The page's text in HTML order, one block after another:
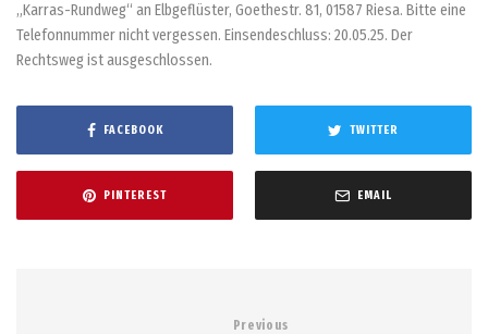
„Karras-Rundweg“ an Elbgeflüster, Goethestr. 81, 01587 Riesa. Bitte eine
Telefonnummer nicht vergessen. Einsendeschluss: 20.05.25. Der
Rechtsweg ist ausgeschlossen.
FACEBOOK TWITTER
PINTEREST EMAIL
Previous